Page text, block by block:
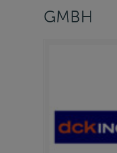
GMBH